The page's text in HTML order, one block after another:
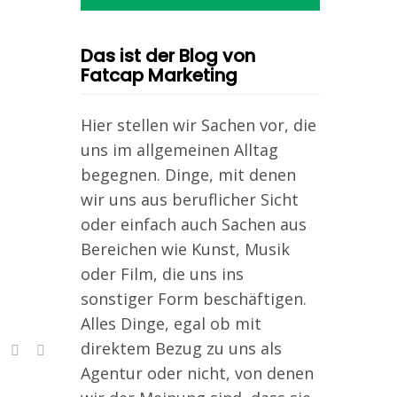
Das ist der Blog von
Fatcap Marketing
Hier stellen wir Sachen vor, die
uns im allgemeinen Alltag
begegnen. Dinge, mit denen
wir uns aus beruflicher Sicht
oder einfach auch Sachen aus
Bereichen wie Kunst, Musik
oder Film, die uns ins
sonstiger Form beschäftigen.
Alles Dinge, egal ob mit
direktem Bezug zu uns als
Agentur oder nicht, von denen